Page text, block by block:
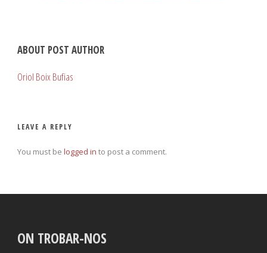
ABOUT POST AUTHOR
Oriol Boix Bufias
LEAVE A REPLY
You must be logged in to post a comment.
ON TROBAR-NOS